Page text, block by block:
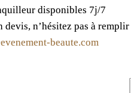
disponibles 7j/7
devis, n’hésitez pas à
beaute.com